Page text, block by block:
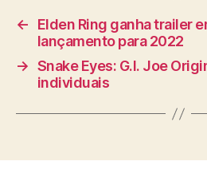
←
Elden Ring ganha trailer
lançamento para 2022
→ Snake Eyes: G.I. Joe
individuais